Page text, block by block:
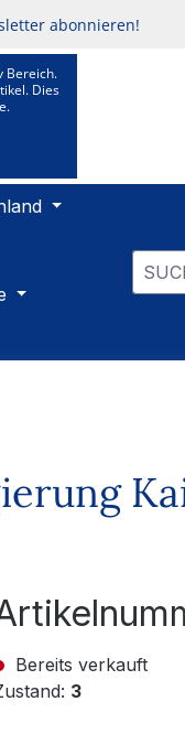
abonnieren!
Bereich.
Dies
Bereits verkauft
3